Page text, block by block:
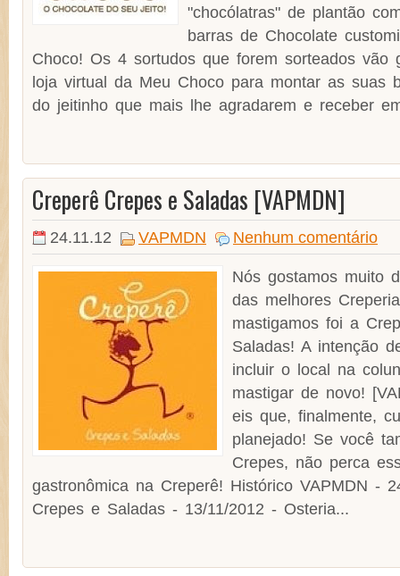
"chocólatras" de plantão
barras de Chocolate
Choco! Os 4 sortudos que forem sorteados vão
loja virtual da Meu Choco para montar as suas
do jeitinho que mais lhe agradarem e receber
Creperê Crepes e Saladas [VAPMDN]
24.11.12 VAPMDN Nenhum comentário
Nós gostamos muito
das melhores
mastigamos foi a
Saladas! A intenção
incluir o local na
mastigar de novo!
eis que, finalmente,
planejado! Se você
Crepes, não perca
gastronômica na Creperê! Histórico VAPMDN -
Crepes e Saladas - 13/11/2012 - Osteria...